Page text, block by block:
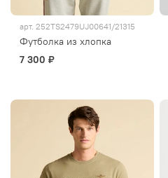
арт. 252TS2479UJ00641/21315
Футболка из хлопка
7 300 ₽